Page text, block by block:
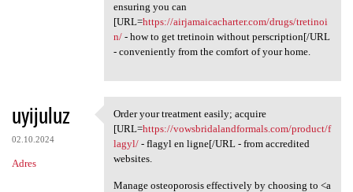
ensuring you can
[URL=https://airjamaicacharter.com/drugs/tretinoi
n/- how to get tretinoin without perscription[/URL
- conveniently from the comfort of your home.
uyijuluz
02.10.2024
Adres
Order your treatment easily;
Order your treatment easily; acquire
[URL=https://vowsbridalandformals.com/product/f
lagyl/- flagyl en ligne[/URL - from accredited
websites.
Manage osteoporosis effectively by choosing to <a